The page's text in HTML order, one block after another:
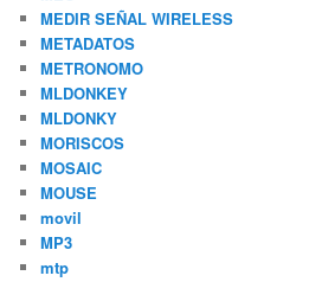
MEDIR SEÑAL WIRELESS
METADATOS
METRONOMO
MLDONKEY
MLDONKY
MORISCOS
MOSAIC
MOUSE
movil
MP3
mtp